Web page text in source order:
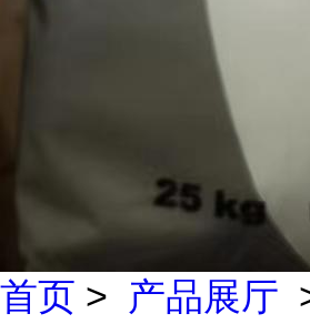
首页 > 产品展厅